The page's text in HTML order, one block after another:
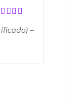
4de
–